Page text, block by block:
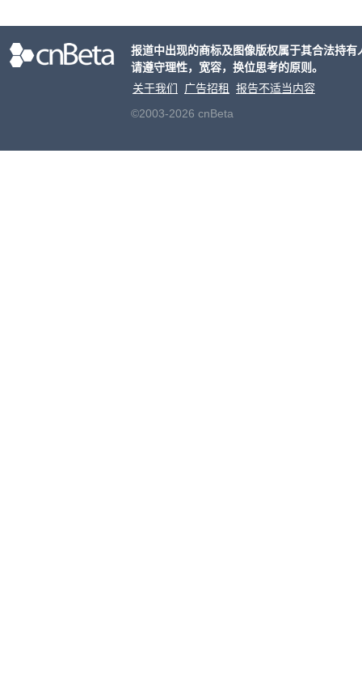
报道中出现的商标及图像版权属于其合法持
请遵守理性，宽容，换位思考的原则。
关于我们
广告招租
报告不适当内容
©2003-2026 cnBeta